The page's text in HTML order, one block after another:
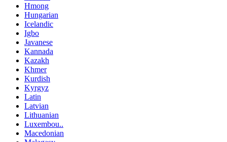
Hmong
Hungarian
Icelandic
Igbo
Javanese
Kannada
Kazakh
Khmer
Kurdish
Kyrgyz
Latin
Latvian
Lithuanian
Luxembou..
Macedonian